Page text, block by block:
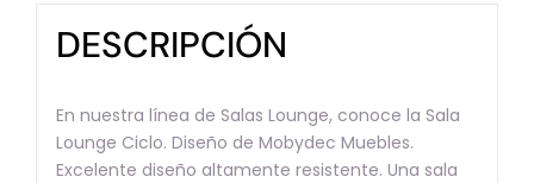
DESCRIPCIÓN
En nuestra línea de Salas Lounge, conoce la Sala
Lounge Ciclo. Diseño de Mobydec Muebles.
Excelente diseño altamente resistente. Una sala